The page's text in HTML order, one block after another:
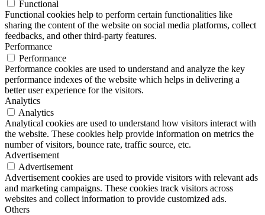
Functional
Functional cookies help to perform certain functionalities like
sharing the content of the website on social media platforms, collect
feedbacks, and other third-party features.
Performance
Performance
Performance cookies are used to understand and analyze the key
performance indexes of the website which helps in delivering a
better user experience for the visitors.
Analytics
Analytics
Analytical cookies are used to understand how visitors interact with
the website. These cookies help provide information on metrics the
number of visitors, bounce rate, traffic source, etc.
Advertisement
Advertisement
Advertisement cookies are used to provide visitors with relevant ads
and marketing campaigns. These cookies track visitors across
websites and collect information to provide customized ads.
Others